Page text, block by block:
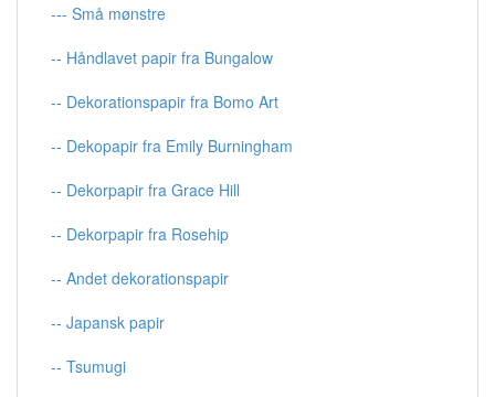
--- Små mønstre
-- Håndlavet papir fra Bungalow
-- Dekorationspapir fra Bomo Art
-- Dekopapir fra Emily Burningham
-- Dekorpapir fra Grace Hill
-- Dekorpapir fra Rosehip
-- Andet dekorationspapir
-- Japansk papir
-- Tsumugi